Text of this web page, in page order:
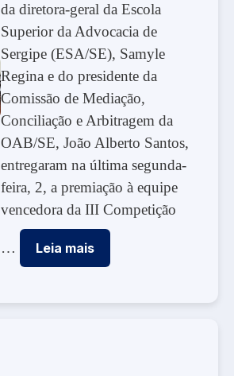
da diretora-geral da Escola
Superior da Advocacia de
Sergipe (ESA/SE), Samyle
Regina e do presidente da
Comissão de Mediação,
Conciliação e Arbitragem da
OAB/SE, João Alberto Santos,
entregaram na última segunda-
feira, 2, a premiação à equipe
vencedora da III Competição
… Leia mais